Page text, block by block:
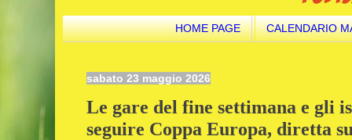
HOME PAGE CALENDARIO
sabato 23 maggio 2026
Le gare del fine settimana e gli
seguire Coppa Europa, diretta